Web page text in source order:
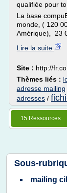
qualifiée pour
La base
monde, ( 120
Amérique), 23
Lire la suite
Site : http://
Thèmes liés :
adresse mailing
adresses /
15 Ressources
Sous-
mailing